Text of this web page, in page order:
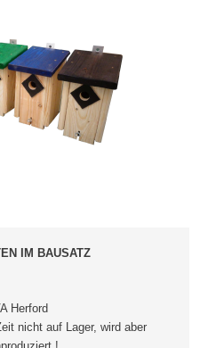
IM BAUSATZ
Herford
nicht auf Lager, wird aber